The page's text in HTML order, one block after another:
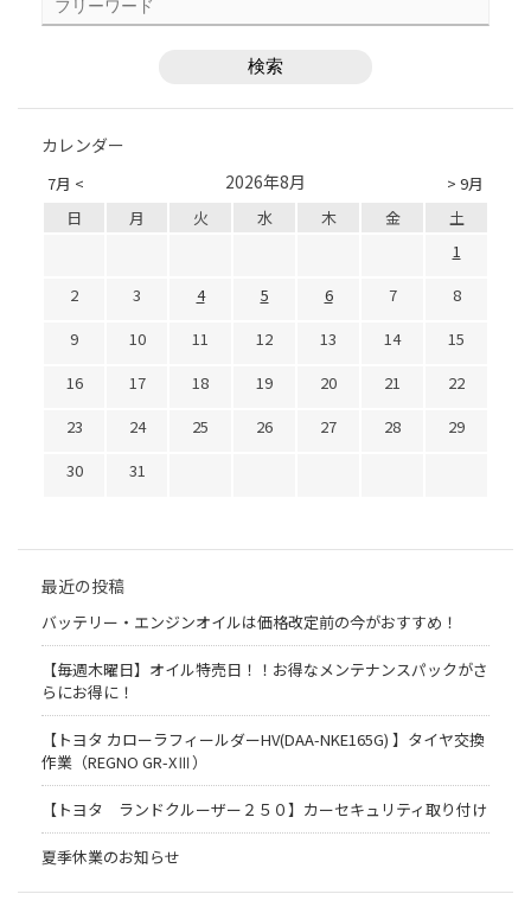
カレンダー
7月 < > 9月
2026年8月
日 月 火 水 木 金
土
1
2
3 4 5 6 7
8
9
10 11 12 13 14
15
16
17 18 19 20 21
22
23
24 25 26 27 28
29
30
31
最近の投稿
バッテリー・エンジンオイルは価格改定前の今がおすすめ！
【毎週木曜日】オイル特売日！！お得なメンテナンスパックがさ
らにお得に！
【トヨタ カローラフィールダーHV(DAA-NKE165G) 】タイヤ交換
作業（REGNO GR-XⅢ）
【トヨタ ランドクルーザー２５０】カーセキュリティ取り付け
夏季休業のお知らせ